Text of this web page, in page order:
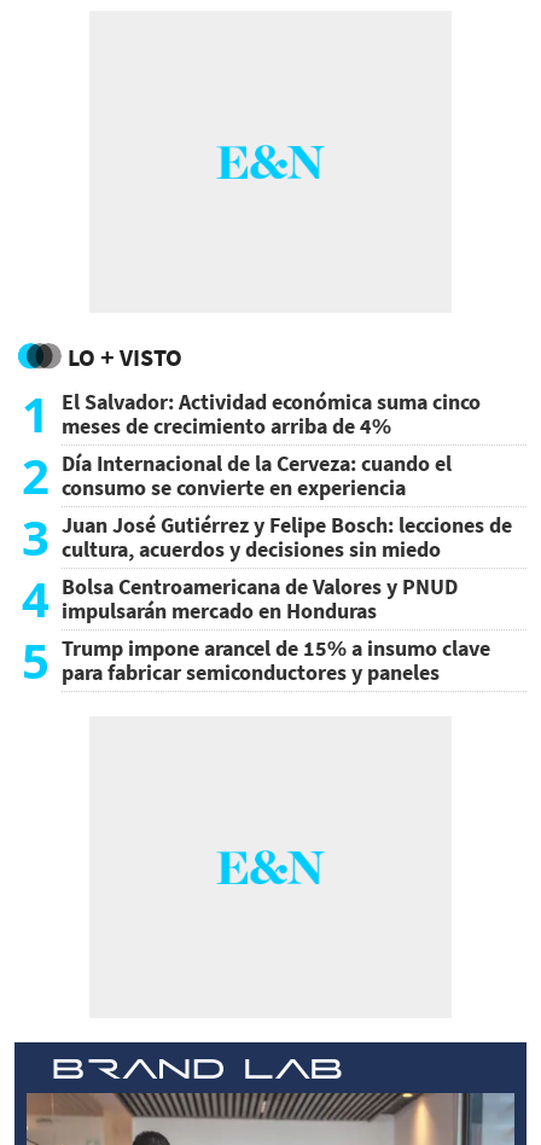
LO + VISTO
1
El Salvador: Actividad económica suma cinco
meses de crecimiento arriba de 4%
2 Día Internacional de la Cerveza: cuando el
consumo se convierte en experiencia
3 Juan José Gutiérrez y Felipe Bosch: lecciones de
cultura, acuerdos y decisiones sin miedo
4 Bolsa Centroamericana de Valores y PNUD
impulsarán mercado en Honduras
5 Trump impone arancel de 15% a insumo clave
para fabricar semiconductores y paneles